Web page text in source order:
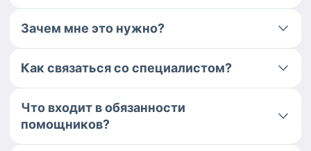
Зачем мне это нужно?
Как связаться со специалистом?
Что входит в обязанности
помощников?